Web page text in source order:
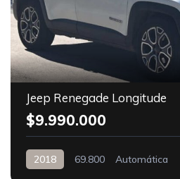
Jeep Renegade Longitude
$9.990.000
2018 69.800 Automática